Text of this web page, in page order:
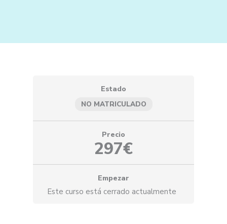
Estado
NO MATRICULADO
Precio
297€
Empezar
Este curso está cerrado actualmente